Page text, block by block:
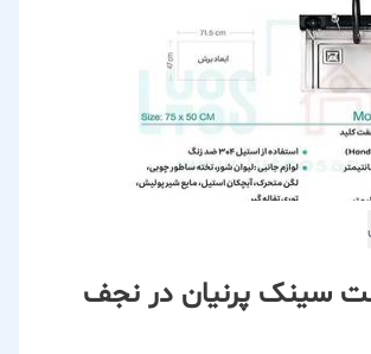
سینک پرنیان در نجف